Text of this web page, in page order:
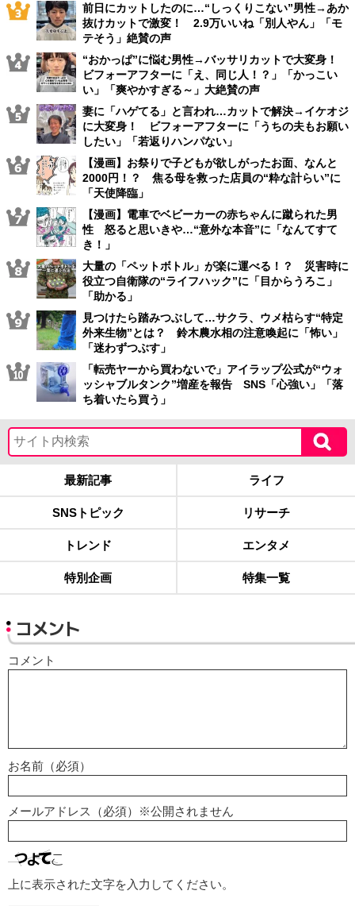
前日にカットしたのに…“しっくりこない”男性→あか
抜けカットで激変！ 2.9万いいね「別人やん」「モ
テそう」絶賛の声
“おかっぱ”に悩む男性→バッサリカットで大変身！
ビフォーアフターに「え、同じ人！？」「かっこい
い」「爽やかすぎる～」大絶賛の声
妻に「ハゲてる」と言われ…カットで解決→イケオジ
に大変身！ ビフォーアフターに「うちの夫もお願い
したい」「若返りハンパない」
【漫画】お祭りで子どもが欲しがったお面、なんと
2000円！？ 焦る母を救った店員の“粋な計らい”に
「天使降臨」
【漫画】電車でベビーカーの赤ちゃんに蹴られた男
性 怒ると思いきや…“意外な本音”に「なんてすて
き！」
大量の「ペットボトル」が楽に運べる！？ 災害時に
役立つ自衛隊の“ライフハック”に「目からうろこ」
「助かる」
見つけたら踏みつぶして…サクラ、ウメ枯らす“特定
外来生物”とは？ 鈴木農水相の注意喚起に「怖い」
「迷わずつぶす」
「転売ヤーから買わないで」アイラップ公式が“ウォ
ッシャブルタンク”増産を報告 SNS「心強い」「落
ち着いたら買う」
最新記事 ライフ
SNSトピック リサーチ
トレンド エンタメ
特別企画 特集一覧
コメント
コメント
お名前（必須）
メールアドレス（必須）※公開されません
上に表示された文字を入力してください。